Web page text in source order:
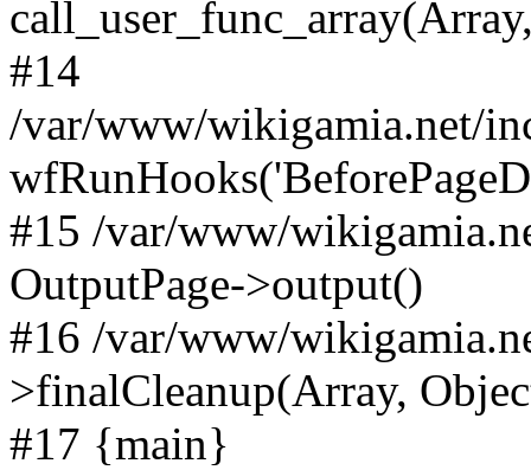
#14
/var/www/wikigamia.net/
#15 /var/www/
OutputPage->output()
#16 /var/www/
>finalCleanup(Array,
#17 {main}